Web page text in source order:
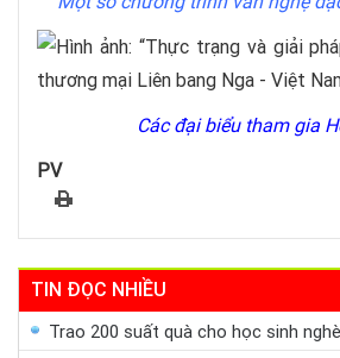
Các đại biểu tham gia
PV
TIN ĐỌC NHIỀU
Trao 200 suất quà cho học sinh